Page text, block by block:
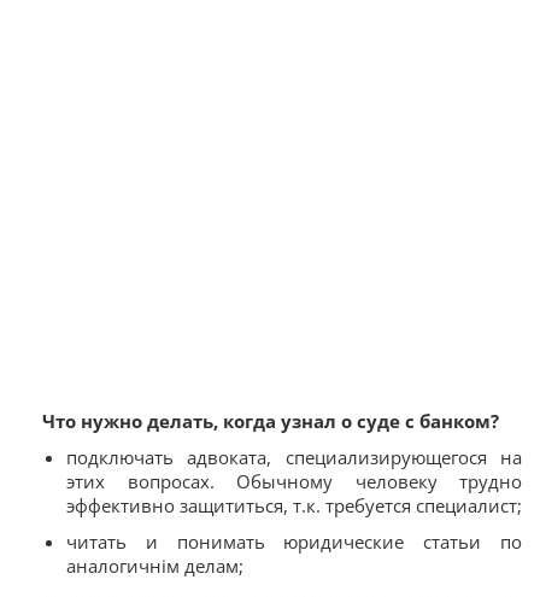
Что нужно делать, когда узнал о суде с банком?
подключать адвоката, специализирующегося на
этих вопросах. Обычному человеку трудно
эффективно защититься, т.к. требуется специалист;
читать и понимать юридические статьи по
аналогичнім делам;